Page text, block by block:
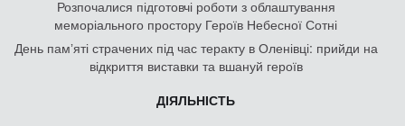
Розпочалися підготовчі роботи з облаштування
меморіального простору Героїв Небесної Сотні
День памʼяті страчених під час теракту в Оленівці: прийди на
відкриття виставки та вшануй героїв
ДІЯЛЬНІСТЬ